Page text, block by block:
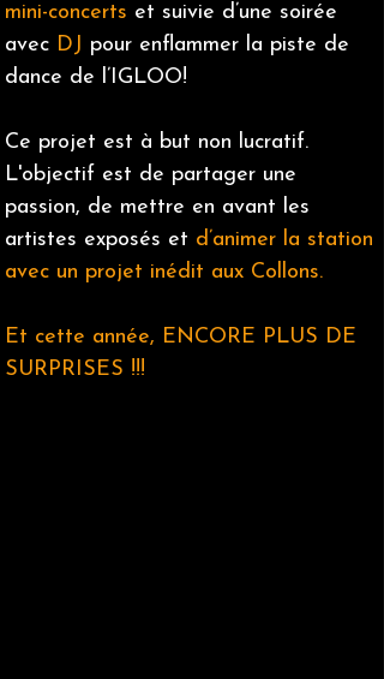
mini-concerts et suivie d’une soirée
avec DJ pour enflammer la piste de
dance de l’IGLOO!
Ce projet est à but non lucratif.
L'objectif est de partager une
passion, de mettre en avant les
artistes exposés et d’animer la station
avec un projet inédit aux Collons.
Et cette année, ENCORE PLUS DE
SURPRISES !!!